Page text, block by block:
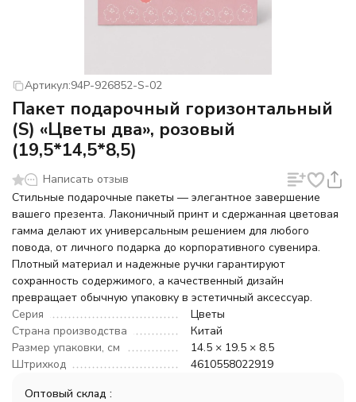
Артикул:94P-926852-S-02
Пакет подарочный горизонтальный
(S) «Цветы два», розовый
(19,5*14,5*8,5)
Написать отзыв
Стильные подарочные пакеты — элегантное завершение
вашего презента. Лаконичный принт и сдержанная цветовая
гамма делают их универсальным решением для любого
повода, от личного подарка до корпоративного сувенира.
Плотный материал и надежные ручки гарантируют
сохранность содержимого, а качественный дизайн
превращает обычную упаковку в эстетичный аксессуар.
Серия
Цветы
Страна производства
Китай
Размер упаковки, см
14.5 × 19.5 × 8.5
Штрихкод
4610558022919
Оптовый склад :